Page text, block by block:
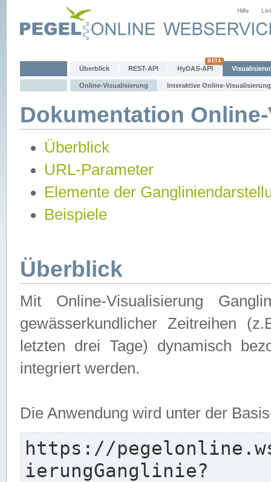
Hilfe
Überblick REST-API HyDAS-API
Online-Visualisierung Interaktive Online-Visualisierung
Dokumentation
Überblick
URL-Parameter
Elemente der
Beispiele
Überblick
Mit Online-Visualisierung
gewässerkundlicher Zeitreihen
letzten drei Tage) dynamisch
integriert werden.
Die Anwendung wird unter der
https://
ierungGanglinie?